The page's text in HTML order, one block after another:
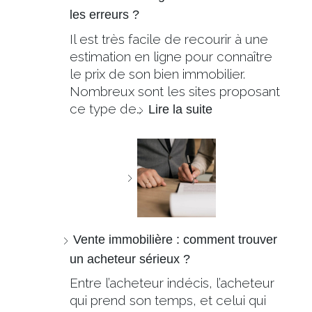
les erreurs ?
Il est très facile de recourir à une
estimation en ligne pour connaître
le prix de son bien immobilier.
Nombreux sont les sites proposant
ce type de… Lire la suite
Vente immobilière : comment trouver
un acheteur sérieux ?
Entre l’acheteur indécis, l’acheteur
qui prend son temps, et celui qui